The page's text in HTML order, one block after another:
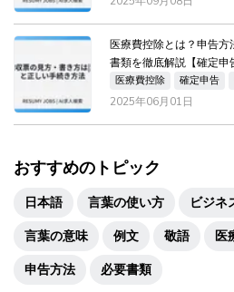
医療費控除とは？申告
書類を徹底解説【確定申
医療費控除 確定申告
2025年06月01日
おすすめのトピック
日本語 言葉の使い方 ビジネ
言葉の意味
例文 敬語 医
申告方法
必要書類